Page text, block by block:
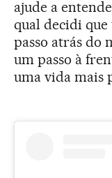
ajude a
qual decidi
passo atrás do
um passo à
uma vida mais